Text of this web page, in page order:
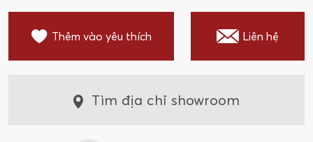
Thêm vào yêu thích Liên hệ
Tìm địa chỉ showroom